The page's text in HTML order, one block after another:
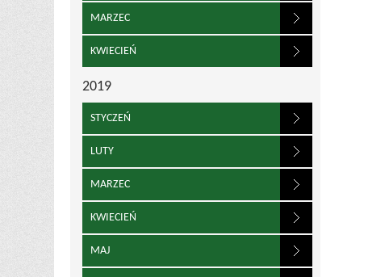
MARZEC
KWIECIEŃ
2019
STYCZEŃ
LUTY
MARZEC
KWIECIEŃ
MAJ